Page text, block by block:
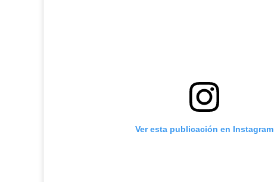
Ver esta publicación en Instagram